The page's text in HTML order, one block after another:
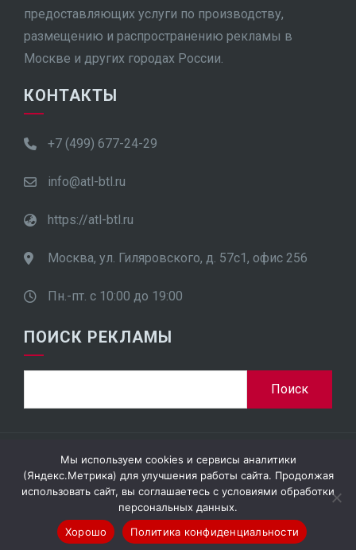
предоставляющих услуги по производству,
размещению и распространению рекламы в
Москве и других городах России.
КОНТАКТЫ
+7 (499) 677-24-29
info@atl-btl.ru
https://atl-btl.ru
Москва, ул. Гиляровского, д. 57с1, офис 256
Пн.-пт. с 10:00 до 19:00
ПОИСК РЕКЛАМЫ
ООО "ПроСтар Плюс", ИНН 7701948452
Мы используем cookies и сервисы аналитики
(Яндекс.Метрика) для улучшения работы сайта. Продолжая
использовать сайт, вы соглашаетесь с условиями обработки
персональных данных.
Хорошо
Политика конфиденциальности